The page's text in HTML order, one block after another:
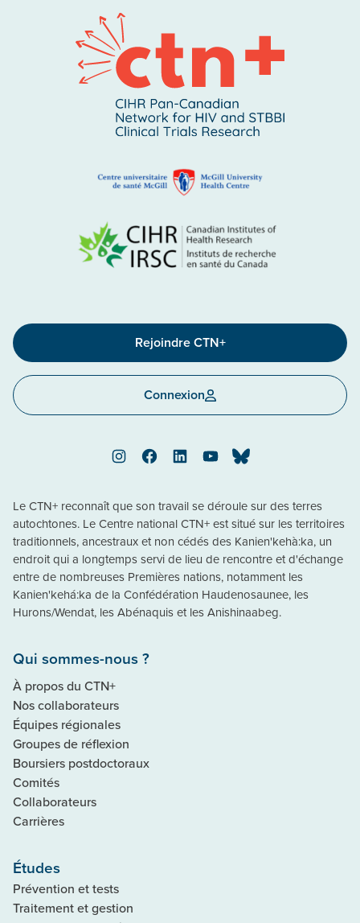
Rejoindre CTN+
Connexion
InstagramFacebookLinkedInYouTubeBluesky
Le CTN+ reconnaît que son travail se déroule sur des terres
autochtones. Le Centre national CTN+ est situé sur les territoires
traditionnels, ancestraux et non cédés des Kanien'kehà:ka, un
endroit qui a longtemps servi de lieu de rencontre et d'échange
entre de nombreuses Premières nations, notamment les
Kanien'kehá:ka de la Confédération Haudenosaunee, les
Hurons/Wendat, les Abénaquis et les Anishinaabeg.
Qui sommes-nous ?
À propos du CTN+
Nos collaborateurs
Équipes régionales
Groupes de réflexion
Boursiers postdoctoraux
Comités
Collaborateurs
Carrières
Études
Prévention et tests
Traitement et gestion